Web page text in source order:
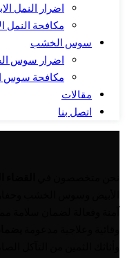
اضرار النمل
مكافحة النمل
سوس الخشب
اضرار سوس
مكافحة سوس
مقالات
اتصل بنا
آمنة وفعالة لضمان سلامة